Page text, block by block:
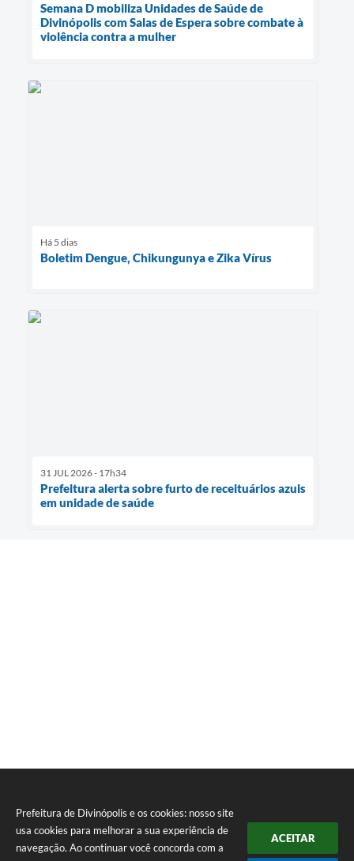
Prefeitura de Divinópolis e os cookies: nosso site
usa cookies para melhorar a sua experiência de
navegação. Ao continuar você concorda com a
ACEITAR
Semana D mobiliza Unidades de Saúde de
Divinópolis com Salas de Espera sobre combate à
violência contra a mulher
Há 5 dias
Boletim Dengue, Chikungunya e Zika Vírus
31 JUL 2026 - 17h34
Prefeitura alerta sobre furto de receituários azuis
em unidade de saúde